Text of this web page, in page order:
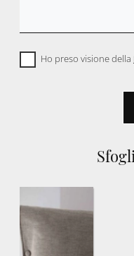
Ho preso visione della